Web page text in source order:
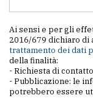
Ai sensi e per gli
2016/679 dichiaro di
trattamento dei dati
della finalità:
- Richiesta di
- Pubblicazione: le
potrebbero essere